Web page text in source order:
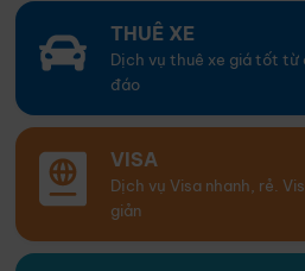
THUÊ XE
Dịch vụ thuê xe giá tốt từ
đáo
VISA
Dịch vụ Visa nhanh, rẻ.
giản